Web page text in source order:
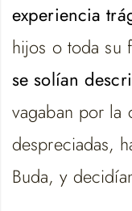
experiencia
hijos o toda su
se solían
vagaban por la
despreciadas,
Buda, y